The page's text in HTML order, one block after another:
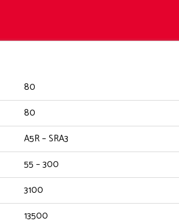
80
80
A5R – SRA3
55 – 300
3100
13500